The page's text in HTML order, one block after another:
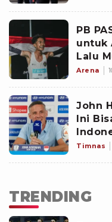
PB
untuk
Lalu
Robi
Arena
John
Ini
2026
Timnas
TRENDING